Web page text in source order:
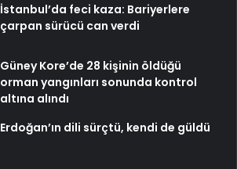
İstanbul’da feci kaza: Bariyerlere
çarpan sürücü can verdi
Güney Kore’de 28 kişinin öldüğü
orman yangınları sonunda kontrol
altına alındı
Erdoğan’ın dili sürçtü, kendi de güldü